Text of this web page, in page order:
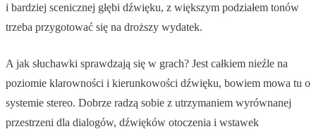
i bardziej scenicznej głębi dźwięku, z większym podziałem tonów
trzeba przygotować się na droższy wydatek.
A jak słuchawki sprawdzają się w grach? Jest całkiem nieźle na
poziomie klarowności i kierunkowości dźwięku, bowiem mowa tu o
systemie stereo. Dobrze radzą sobie z utrzymaniem wyrównanej
przestrzeni dla dialogów, dźwięków otoczenia i wstawek